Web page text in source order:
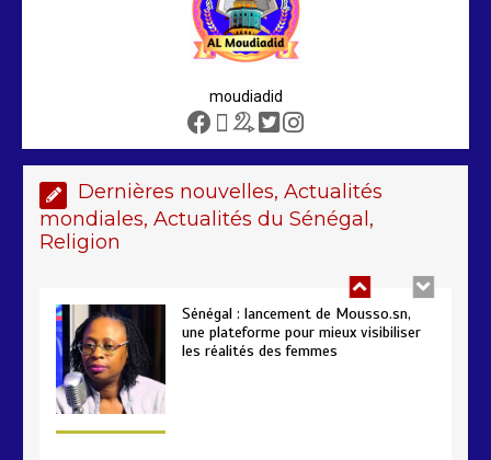
moudiadid
Dernières nouvelles, Actualités
mondiales, Actualités du Sénégal,
Religion
Sénégal – FMI : les discussions se
poursuivent autour du rapport ROSC
Sénégal : lancement de Mousso.sn,
une plateforme pour mieux visibiliser
les réalités des femmes